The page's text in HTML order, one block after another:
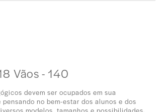
Vãos - 140
devem ser ocupados em sua
no bem-estar dos alunos e dos